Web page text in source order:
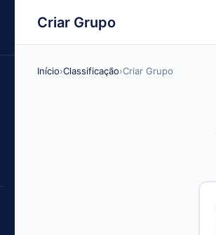
Criar Grupo
Início›Classificação›Criar Grupo